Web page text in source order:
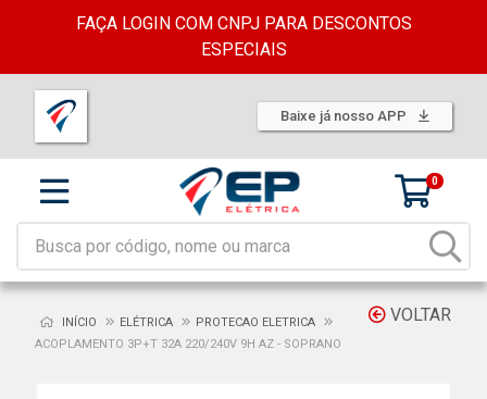
FAÇA LOGIN COM CNPJ PARA DESCONTOS
ESPECIAIS
Baixe já nosso APP
0
VOLTAR
INÍCIO ELÉTRICA
PROTECAO ELETRICA
ACOPLAMENTO 3P+T 32A 220/240V 9H AZ - SOPRANO